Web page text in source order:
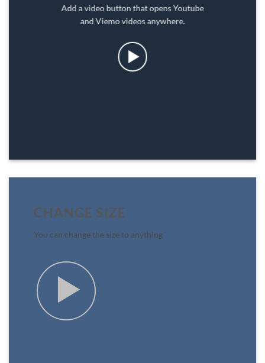
Add a video button that opens Youtube
and Viemo videos anywhere.
CHANGE SIZE
You can change the size to anything